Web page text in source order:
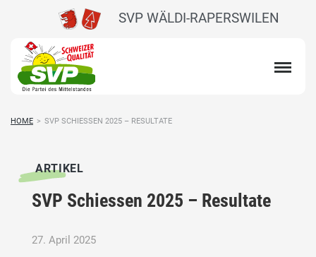
SVP WÄLDI-RAPERSWILEN
HOME > SVP SCHIESSEN 2025 – RESULTATE
ARTIKEL
SVP Schiessen 2025 – Resultate
27. April 2025